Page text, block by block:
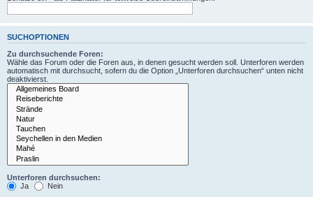
SUCHOPTIONEN
Zu durchsuchende Foren:
Wähle das Forum oder die Foren aus, in denen gesucht werden soll. Unterforen werden
automatisch mit durchsucht, sofern du die Option „Unterforen durchsuchen“ unten nicht
deaktivierst.
Unterforen durchsuchen:
Ja
Nein